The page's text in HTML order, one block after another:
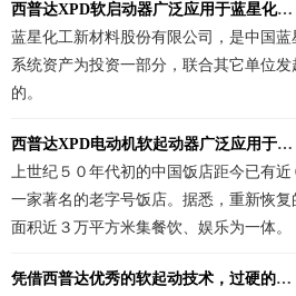
西普达XPD软启动器广泛应用于蓝星化工集团，凭借过硬的品质，赢得赞誉。
蓝星化工新材料股份有限公司，是中国
系统资产为投资一部分，联合其它单位
的。
西普达XPD电动机软起动器广泛应用于无锡中国饭店暖通消防系统
上世纪５０年代初的中国饭店距今已有
一家著名的老字号饭店。据悉，重新恢复
面积近３万平方米集餐饮、娱乐为一体。
凭借西普达优秀的软起动技术，过硬的品质XPD电动机软起动器广泛应用于天能电池